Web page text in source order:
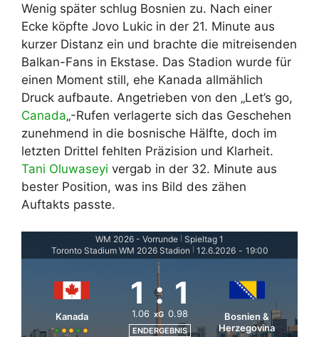
Wenig später schlug Bosnien zu. Nach einer
Ecke köpfte Jovo Lukic in der 21. Minute aus
kurzer Distanz ein und brachte die mitreisenden
Balkan-Fans in Ekstase. Das Stadion wurde für
einen Moment still, ehe Kanada allmählich
Druck aufbaute. Angetrieben von den „Let’s go,
Canada„-Rufen verlagerte sich das Geschehen
zunehmend in die bosnische Hälfte, doch im
letzten Drittel fehlten Präzision und Klarheit.
Tani Oluwaseyi vergab in der 32. Minute aus
bester Position, was ins Bild des zähen
Auftakts passte.
WM 2026 - Vorrunde Spieltag 1
Toronto Stadium WM 2026 Stadion
12.6.2026 - 19:00
Kanada
1 : 1
1.06 xG 0.98
ENDERGEBNIS
Bosnien &
Herzegovina